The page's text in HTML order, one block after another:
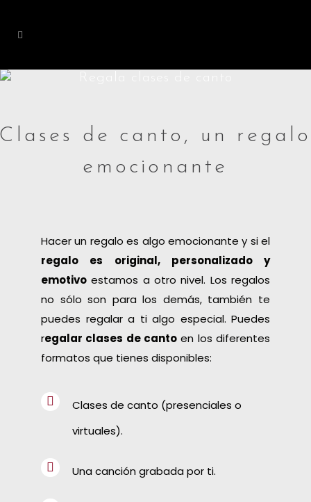
Clases de canto, un regalo
emocionante
Hacer un regalo es algo emocionante y si el
regalo es original, personalizado y
emotivo estamos a otro nivel. Los regalos
no sólo son para los demás, también te
puedes regalar a ti algo especial. Puedes
regalar clases de canto en los diferentes
formatos que tienes disponibles:
Clases de canto (presenciales o
virtuales).
Una canción grabada por ti.